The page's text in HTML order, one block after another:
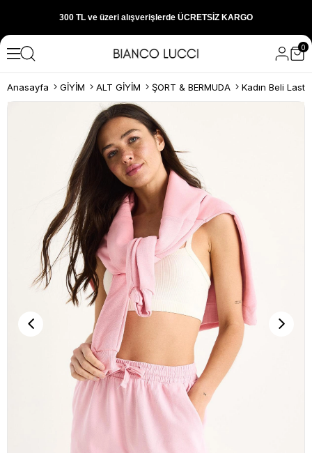
300 TL ve üzeri alışverişlerde ÜCRETSİZ KARGO
1000 TL ve üzeri alışverişlerde 150 TL İNDİRİM
Yeni sezon ürünlerini hemen keşfedin
300 TL ve üzeri alışverişlerde ÜCRETSİZ KARGO
1000 TL ve üzeri alışverişlerde 150 TL İNDİRİM
0
Anasayfa GİYİM ALT GİYİM ŞORT & BERMUDA